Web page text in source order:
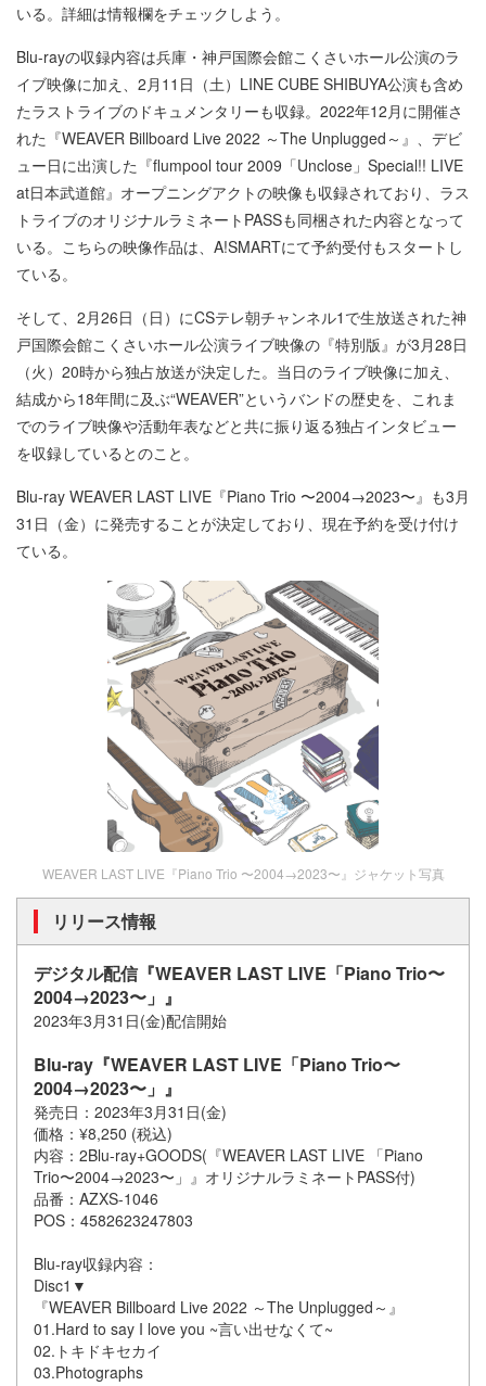
いる。詳細は情報欄をチェックしよう。
Blu-rayの収録内容は兵庫・神戸国際会館こくさいホール公演のラ
イブ映像に加え、2月11日（土）LINE CUBE SHIBUYA公演も含め
たラストライブのドキュメンタリーも収録。2022年12月に開催さ
れた『WEAVER Billboard Live 2022 ～The Unplugged～』、デビ
ュー日に出演した『flumpool tour 2009「Unclose」Special!! LIVE
at日本武道館』オープニングアクトの映像も収録されており、ラス
トライブのオリジナルラミネートPASSも同梱された内容となって
いる。こちらの映像作品は、A!SMARTにて予約受付もスタートし
ている。
そして、2月26日（日）にCSテレ朝チャンネル1で生放送された神
戸国際会館こくさいホール公演ライブ映像の『特別版』が3月28日
（火）20時から独占放送が決定した。当日のライブ映像に加え、
結成から18年間に及ぶ“WEAVER”というバンドの歴史を、これま
でのライブ映像や活動年表などと共に振り返る独占インタビュー
を収録しているとのこと。
Blu-ray WEAVER LAST LIVE『Piano Trio 〜2004→2023〜』も3月
31日（金）に発売することが決定しており、現在予約を受け付け
ている。
WEAVER LAST LIVE『Piano Trio 〜2004→2023〜』ジャケット写真
リリース情報
デジタル配信『WEAVER LAST LIVE「Piano Trio〜
2004→2023〜」』
2023年3月31日(金)配信開始
Blu-ray『WEAVER LAST LIVE「Piano Trio〜
2004→2023〜」』
発売日：2023年3月31日(金)
価格：¥8,250 (税込)
内容：2Blu-ray+GOODS(『WEAVER LAST LIVE 「Piano
Trio〜2004→2023〜」』オリジナルラミネートPASS付)
品番：AZXS-1046
POS：4582623247803
Blu-ray収録内容：
Disc1▼
『WEAVER Billboard Live 2022 ～The Unplugged～』
01.Hard to say I love you ~言い出せなくて~
02.トキドキセカイ
03.Photographs